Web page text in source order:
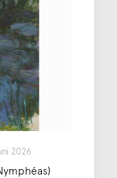
2026